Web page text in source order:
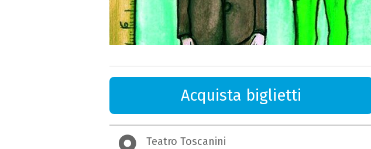
Acquista biglietti
Teatro Toscanini